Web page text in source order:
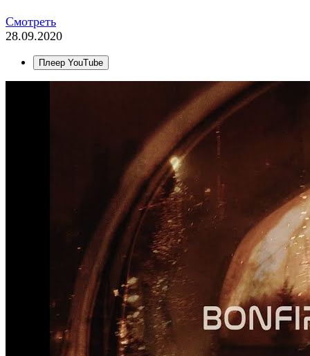
Смотреть
28.09.2020
Плеер YouTube